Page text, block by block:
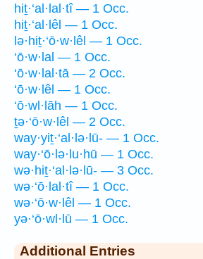
hiṯ·‘al·lal·tî — 1 Occ.
hiṯ·‘al·lêl — 1 Occ.
lə·hiṯ·‘ō·w·lêl — 1 Occ.
‘ō·w·lal — 1 Occ.
‘ō·w·lal·tā — 2 Occ.
‘ō·w·lêl — 1 Occ.
‘ō·wl·lāh — 1 Occ.
ṯə·‘ō·w·lêl — 2 Occ.
way·yiṯ·‘al·lə·lū- — 1 Occ.
way·‘ō·lə·lu·hū — 1 Occ.
wə·hiṯ·‘al·lə·lū- — 3 Occ.
wə·‘ō·lal·tî — 1 Occ.
wə·‘ō·w·lêl — 1 Occ.
yə·‘ō·wl·lū — 1 Occ.
Additional Entries